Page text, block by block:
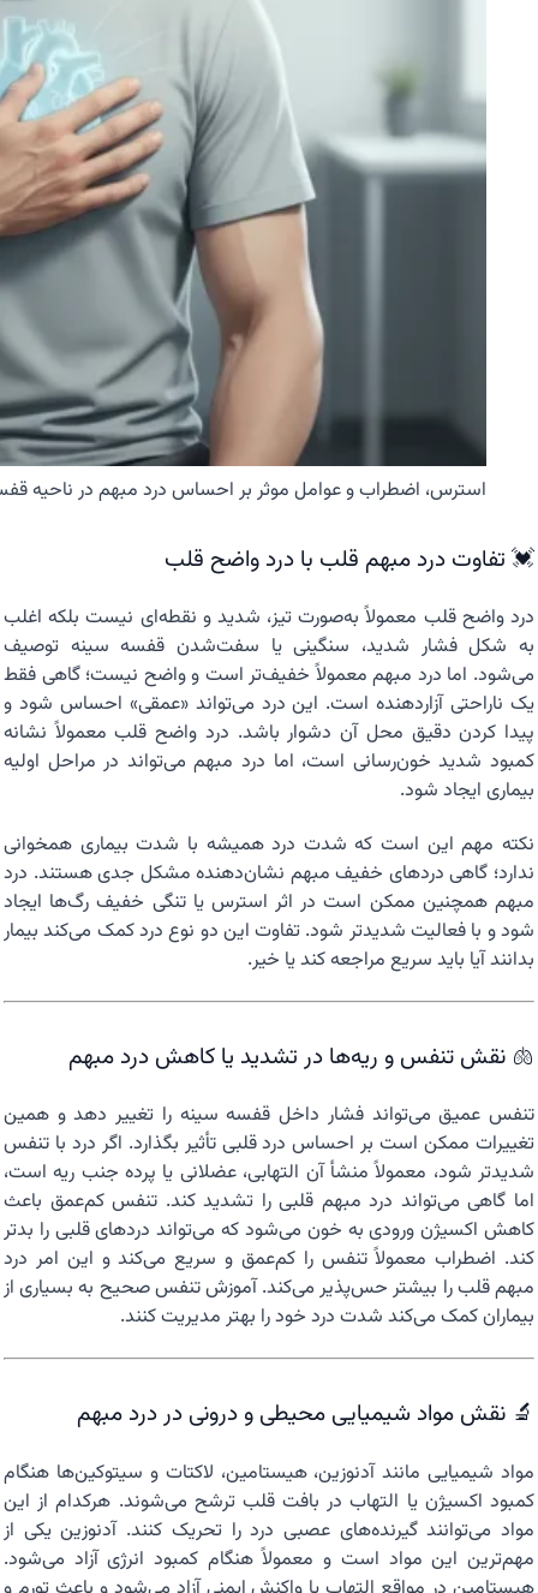
استرس، اضطراب و عوامل موثر بر احساس درد مبهم در ناحیه
💓 تفاوت درد مبهم قلب با درد واضح قلب
درد واضح قلب معمولاً به‌صورت تیز، شدید و نقطه‌ای نیست بلکه اغلب
به شکل فشار شدید، سنگینی یا سفت‌شدن قفسه سینه توصیف
می‌شود. اما درد مبهم معمولاً خفیف‌تر است و واضح نیست؛ گاهی فقط
یک ناراحتی آزاردهنده است. این درد می‌تواند «عمقی» احساس شود و
پیدا کردن دقیق محل آن دشوار باشد. درد واضح قلب معمولاً نشانه
کمبود شدید خون‌رسانی است، اما درد مبهم می‌تواند در مراحل اولیه
بیماری ایجاد شود.
نکته مهم این است که شدت درد همیشه با شدت بیماری همخوانی
ندارد؛ گاهی دردهای خفیف مبهم نشان‌دهنده مشکل جدی هستند. درد
مبهم همچنین ممکن است در اثر استرس یا تنگی خفیف رگ‌ها ایجاد
شود و با فعالیت شدیدتر شود. تفاوت این دو نوع درد کمک می‌کند بیمار
بدانند آیا باید سریع مراجعه کند یا خیر.
🫁 نقش تنفس و ریه‌ها در تشدید یا کاهش درد مبهم
تنفس عمیق می‌تواند فشار داخل قفسه سینه را تغییر دهد و همین
تغییرات ممکن است بر احساس درد قلبی تأثیر بگذارد. اگر درد با تنفس
شدیدتر شود، معمولاً منشأ آن التهابی، عضلانی یا پرده جنب ریه است،
اما گاهی می‌تواند درد مبهم قلبی را تشدید کند. تنفس کم‌عمق باعث
کاهش اکسیژن ورودی به خون می‌شود که می‌تواند دردهای قلبی را بدتر
کند. اضطراب معمولاً تنفس را کم‌عمق و سریع می‌کند و این امر درد
مبهم قلب را بیشتر حس‌پذیر می‌کند. آموزش تنفس صحیح به بسیاری از
بیماران کمک می‌کند شدت درد خود را بهتر مدیریت کنند.
🔬 نقش مواد شیمیایی محیطی و درونی در درد مبهم
مواد شیمیایی مانند آدنوزین، هیستامین، لاکتات و سیتوکین‌ها هنگام
کمبود اکسیژن یا التهاب در بافت قلب ترشح می‌شوند. هرکدام از این
مواد می‌توانند گیرنده‌های عصبی درد را تحریک کنند. آدنوزین یکی از
مهم‌ترین این مواد است و معمولاً هنگام کمبود انرژی آزاد می‌شود.